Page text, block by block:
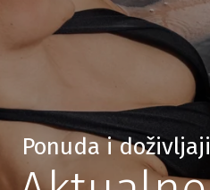
Ponuda i doživljaji